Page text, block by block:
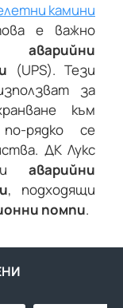
камини
е важно
аварийни
(UPS). Тези
за
към
рядко се
ДК Лукс
аварийни
, подходящи
помпи.